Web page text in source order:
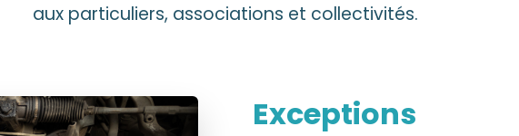
aux particuliers, associations et collectivités.
Exceptions